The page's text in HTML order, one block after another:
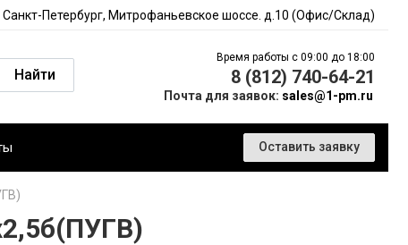
Санкт-Петербург, Митрофаньевское шоссе. д.10 (Офис/Склад)
Найти
Время работы с 09:00 до 18:00
8 (812) 740-64-21
Почта для заявок: sales@1-pm.ru
Оставить заявку